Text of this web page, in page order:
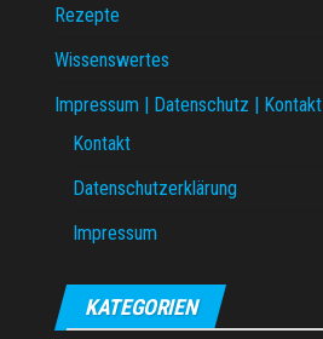
Rezepte
Wissenswertes
Impressum | Datenschutz | Kontakt
Kontakt
Datenschutzerklärung
Impressum
KATEGORIEN